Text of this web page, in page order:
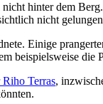
hinter dem
nicht
Einige
beispielsweise die
Terras,